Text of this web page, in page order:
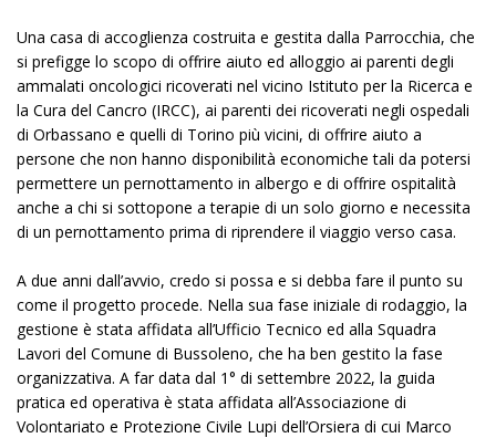
Una casa di accoglienza costruita e gestita dalla Parrocchia, che
si prefigge lo scopo di offrire aiuto ed alloggio ai parenti degli
ammalati oncologici ricoverati nel vicino Istituto per la Ricerca e
la Cura del Cancro (IRCC), ai parenti dei ricoverati negli ospedali
di Orbassano e quelli di Torino più vicini, di offrire aiuto a
persone che non hanno disponibilità economiche tali da potersi
permettere un pernottamento in albergo e di offrire ospitalità
anche a chi si sottopone a terapie di un solo giorno e necessita
di un pernottamento prima di riprendere il viaggio verso casa.
A due anni dall’avvio, credo si possa e si debba fare il punto su
come il progetto procede. Nella sua fase iniziale di rodaggio, la
gestione è stata affidata all’Ufficio Tecnico ed alla Squadra
Lavori del Comune di Bussoleno, che ha ben gestito la fase
organizzativa. A far data dal 1° di settembre 2022, la guida
pratica ed operativa è stata affidata all’Associazione di
Volontariato e Protezione Civile Lupi dell’Orsiera di cui Marco